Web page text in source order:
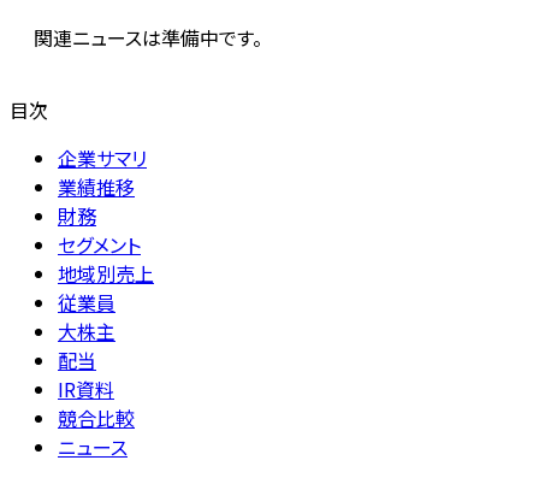
関連ニュースは準備中です。
目次
企業サマリ
業績推移
財務
セグメント
地域別売上
従業員
大株主
配当
IR資料
競合比較
ニュース